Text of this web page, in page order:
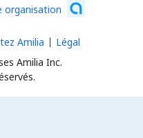
organisation
Amilia Inc.
Amilia Légal